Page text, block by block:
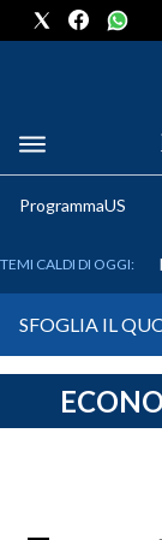
METEO
CRONACA
ProgrammaUS
TEMI CALDI DI OGGI:
SFOGLIA IL